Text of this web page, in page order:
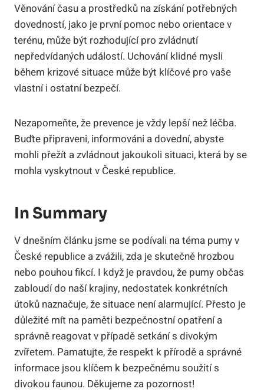
Věnování času a prostředků na získání potřebných
dovedností, jako je první pomoc nebo orientace v
terénu, může být rozhodující pro zvládnutí
nepředvídaných událostí. Uchování klidné mysli
během krizové situace může být klíčové pro vaše
vlastní i ostatní bezpečí.
Nezapomeňte, že prevence je vždy lepší než léčba.
Buďte připraveni, informováni a dovední, abyste
mohli přežít a zvládnout jakoukoli situaci, která by se
mohla vyskytnout v České republice.
In Summary
V dnešním článku jsme se podívali na téma pumy v
České republice a zvážili, zda je skutečně hrozbou
nebo pouhou fikcí. I když je pravdou, že pumy občas
zabloudí do naší krajiny, nedostatek konkrétních
útoků naznačuje, že situace není alarmující. Přesto je
důležité mít na paměti bezpečnostní opatření a
správně reagovat v případě setkání s divokým
zvířetem. Pamatujte, že respekt k přírodě a správné
informace jsou klíčem k bezpečnému soužití s
divokou faunou. Děkujeme za pozornost!